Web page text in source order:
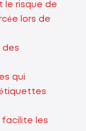
le risque de
lors de
des
qui
facilite les